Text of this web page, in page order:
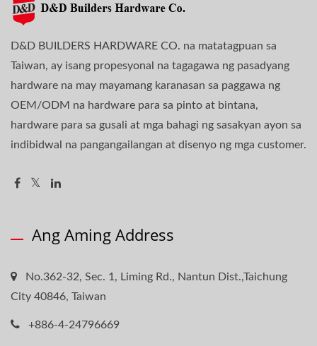
D&D BUILDERS HARDWARE CO. na matatagpuan sa
Taiwan, ay isang propesyonal na tagagawa ng pasadyang
hardware na may mayamang karanasan sa paggawa ng
OEM/ODM na hardware para sa pinto at bintana,
hardware para sa gusali at mga bahagi ng sasakyan ayon sa
indibidwal na pangangailangan at disenyo ng mga customer.
Ang Aming Address
No.362-32, Sec. 1, Liming Rd., Nantun Dist.,Taichung
City 40846, Taiwan
+886-4-24796669